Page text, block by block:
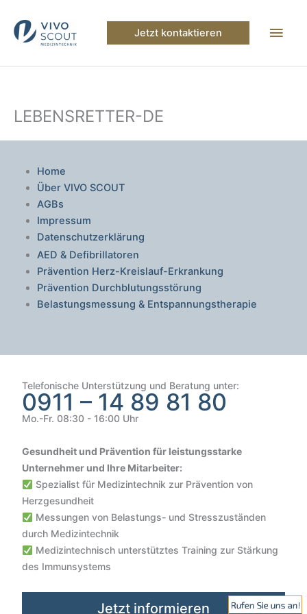
Inhalt
springen
Jetzt kontaktieren
LEBENSRETTER-DE
Home
Über VIVO SCOUT
AGBs
Impressum
Datenschutzerklärung
AED & Defibrillatoren
Prävention Herz-Kreislauf-Erkrankung
Prävention Durchblutungsstörung
Belastungsmessung & Entspannungstherapie
Telefonische Unterstützung und Beratung unter:
0911 – 14 89 81 80
Mo.-Fr. 08:30 - 16:00 Uhr
Gesundheit und Prävention für leistungsstarke
Unternehmer und Ihre Mitarbeiter:
Spezialist für Medizintechnik zur Prävention von
Herzgesundheit
Messungen von Belastungs- und Stresszuständen
durch Medizintechnik
Medizintechnisch unterstütztes Training zur Stärkung
des Immunsystems
Jetzt informieren 100%
SEHR GUT